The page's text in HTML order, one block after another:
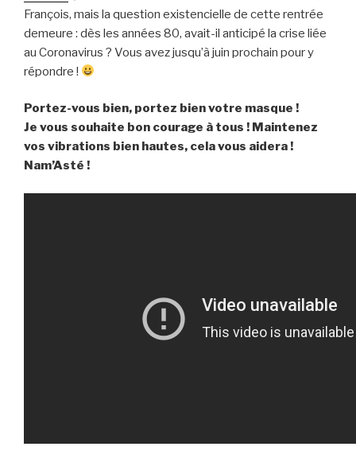
François, mais la question existencielle de cette rentrée
demeure : dès les années 80, avait-il anticipé la crise liée
au Coronavirus ? Vous avez jusqu’à juin prochain pour y
répondre !
Portez-vous bien, portez bien votre masque !
Je vous souhaite bon courage à tous ! Maintenez
vos vibrations bien hautes, cela vous aidera !
Nam’Asté !